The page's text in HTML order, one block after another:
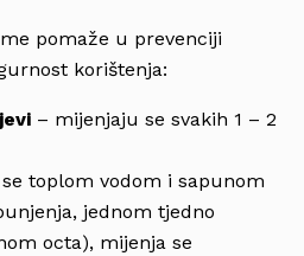
pomaže u prevenciji
korištenja:
– mijenjaju se svakih 1 – 2
toplom vodom i sapunom
jednom tjedno
octa), mijenja se